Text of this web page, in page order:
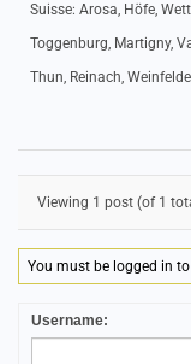
Suisse: Arosa, Höfe,
Toggenburg, Martigny,
Thun, Reinach,
Viewing 1 post (of 1
You must be logged in
Username: